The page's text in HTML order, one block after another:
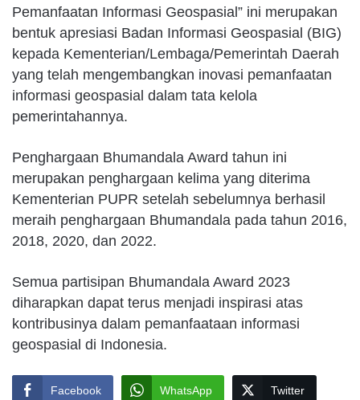
Pemanfaatan Informasi Geospasial” ini merupakan
bentuk apresiasi Badan Informasi Geospasial (BIG)
kepada Kementerian/Lembaga/Pemerintah Daerah
yang telah mengembangkan inovasi pemanfaatan
informasi geospasial dalam tata kelola
pemerintahannya.
Penghargaan Bhumandala Award tahun ini
merupakan penghargaan kelima yang diterima
Kementerian PUPR setelah sebelumnya berhasil
meraih penghargaan Bhumandala pada tahun 2016,
2018, 2020, dan 2022.
Semua partisipan Bhumandala Award 2023
diharapkan dapat terus menjadi inspirasi atas
kontribusinya dalam pemanfaataan informasi
geospasial di Indonesia.
Facebook WhatsApp Twitter